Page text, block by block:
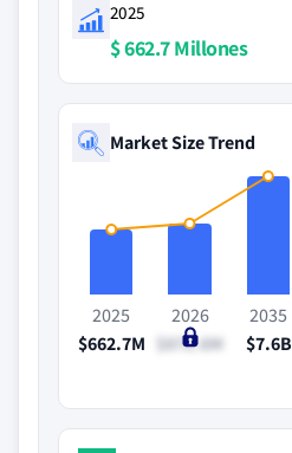
2025
$ 662.7 Millones
Market Size Trend
2025
$662.7M
2026
$871.6M
2035
$7.6B